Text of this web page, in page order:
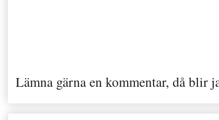
Lämna gärna en kommentar, då blir